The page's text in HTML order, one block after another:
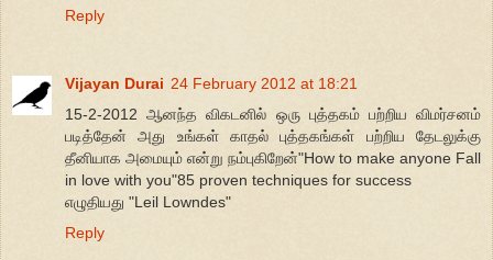
Reply
Vijayan Durai 24 February 2012 at 18:21
15-2-2012 ஆனந்த விகடனில் ஒரு புத்தகம் பற்றிய விமர்சனம்
படித்தேன் அது உங்கள் காதல் புத்தகங்கள் பற்றிய தேடலுக்கு
தீனியாக அமையும் என்று நம்புகிறேன்"How to make anyone Fall
in love with you"85 proven techniques for success
எழுதியது "Leil Lowndes"
Reply